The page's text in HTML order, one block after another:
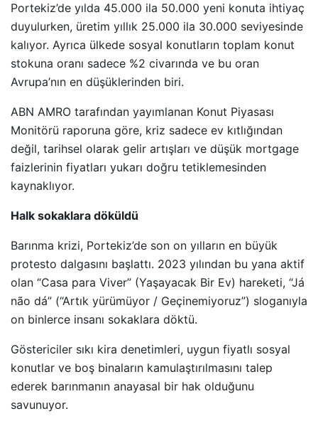
Portekiz’de yılda 45.000 ila 50.000 yeni konuta ihtiyaç
duyulurken, üretim yıllık 25.000 ila 30.000 seviyesinde
kalıyor. Ayrıca ülkede sosyal konutların toplam konut
stokuna oranı sadece %2 civarında ve bu oran
Avrupa’nın en düşüklerinden biri.
ABN AMRO tarafından yayımlanan Konut Piyasası
Monitörü raporuna göre, kriz sadece ev kıtlığından
değil, tarihsel olarak gelir artışları ve düşük mortgage
faizlerinin fiyatları yukarı doğru tetiklemesinden
kaynaklıyor.
Halk sokaklara döküldü
Barınma krizi, Portekiz’de son on yılların en büyük
protesto dalgasını başlattı. 2023 yılından bu yana aktif
olan “Casa para Viver” (Yaşayacak Bir Ev) hareketi, “Já
não dá” (“Artık yürümüyor / Geçinemiyoruz”) sloganıyla
on binlerce insanı sokaklara döktü.
Göstericiler sıkı kira denetimleri, uygun fiyatlı sosyal
konutlar ve boş binaların kamulaştırılmasını talep
ederek barınmanın anayasal bir hak olduğunu
savunuyor.